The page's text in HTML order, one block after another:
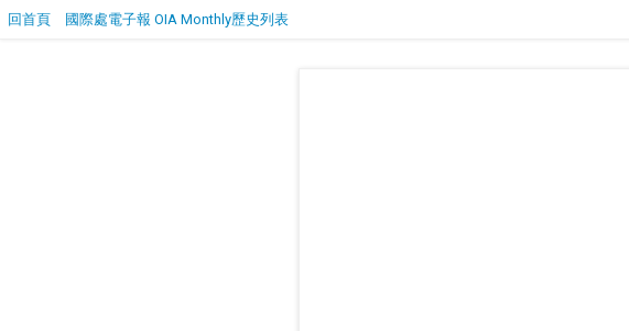
回首頁 國際處電子報 OIA Monthly歷史列表